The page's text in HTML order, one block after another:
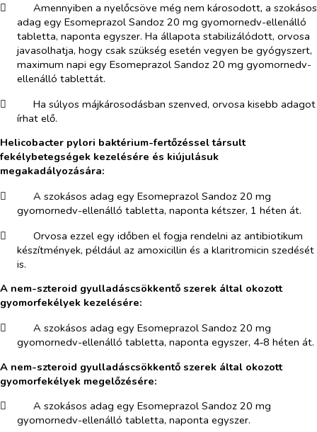
​
Amennyiben a nyelőcsöve még nem károsodott, a szokásos
adag egy Esomeprazol Sandoz 20 mg gyomornedv-ellenálló
tabletta, naponta egyszer. Ha állapota stabilizálódott, orvosa
javasolhatja, hogy csak szükség esetén vegyen be gyógyszert,
maximum napi egy Esomeprazol Sandoz 20 mg gyomornedv-
ellenálló tablettát.
​
Ha súlyos májkárosodásban szenved, orvosa kisebb adagot
írhat elő.
Helicobacter pylori baktérium-fertőzéssel társult
fekélybetegségek kezelésére és kiújulásuk
megakadályozására:
​
A szokásos adag egy Esomeprazol Sandoz 20 mg
gyomornedv-ellenálló tabletta, naponta kétszer, 1 héten át.
​
Orvosa ezzel egy időben el fogja rendelni az antibiotikum
készítmények, például az amoxicillin és a klaritromicin szedését
is.
A nem-szteroid gyulladáscsökkentő szerek által okozott
gyomorfekélyek kezelésére:
​
A szokásos adag egy Esomeprazol Sandoz 20 mg
gyomornedv-ellenálló tabletta, naponta egyszer, 4‑8 héten át.
A nem-szteroid gyulladáscsökkentő szerek által okozott
gyomorfekélyek megelőzésére:
​
A szokásos adag egy Esomeprazol Sandoz 20 mg
gyomornedv-ellenálló tabletta, naponta egyszer.